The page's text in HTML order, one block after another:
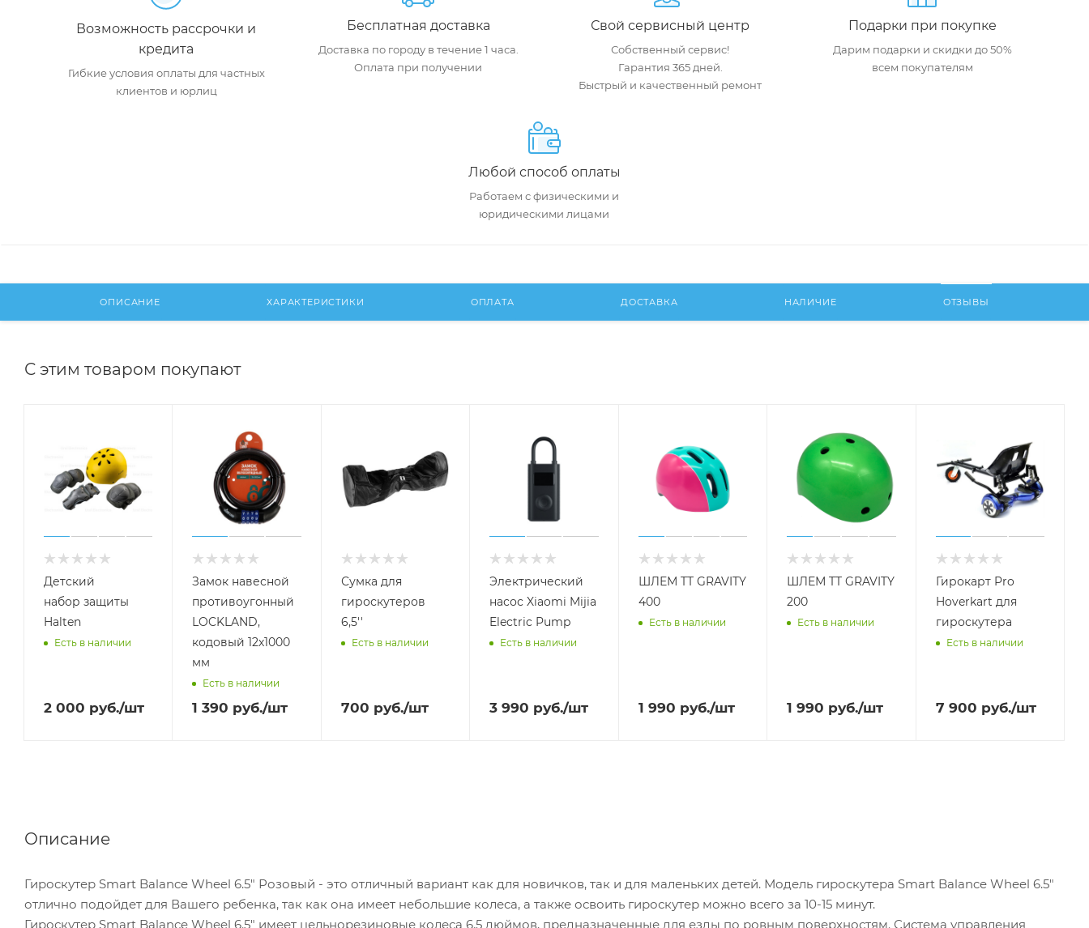
Возможность рассрочки и
кредита
Гибкие условия оплаты для частных
клиентов и юрлиц
Бесплатная доставка
Доставка по городу в течение 1 часа.
Оплата при получении
Свой сервисный центр
Собственный сервис!
Гарантия 365 дней.
Быстрый и качественный ремонт
Подарки при покупке
Дарим подарки и скидки до 50%
всем покупателям
Любой способ оплаты
Работаем с физическими и
юридическими лицами
ОПИСАНИЕ ХАРАКТЕРИСТИКИ ОПЛАТА ДОСТАВКА НАЛИЧИЕ ОТЗЫВЫ
С этим товаром покупают
Детский
набор защиты
Halten
Есть в наличии
2 000 руб./шт
Замок навесной
противоугонный
LOCKLAND,
кодовый 12х1000
мм
Есть в наличии
1 390 руб./шт
Сумка для
гироскутеров
6,5''
Есть в наличии
700 руб./шт
Электрический
насос Xiaomi Mijia
Electric Pump
Есть в наличии
3 990 руб./шт
ШЛЕМ TT GRAVITY
400
Есть в наличии
1 990 руб./шт
ШЛЕМ TT GRAVITY
200
Есть в наличии
1 990 руб./шт
Гирокарт Pro
Hoverkart для
гироскутера
Есть в наличии
7 900 руб./шт
Описание
Гироскутер Smart Balance Wheel 6.5" Розовый - это отличный вариант как для новичков, так и для маленьких детей. Модель гироскутера Smart Balance Wheel 6.5"
отлично подойдет для Вашего ребенка, так как она имеет небольшие колеса, а также освоить гироскутер можно всего за 10-15 минут.
Гироскутер Smart Balance Wheel 6.5" имеет цельнорезиновые колеса 6.5 дюймов, предназначенные для езды по ровным поверхностям. Система управления